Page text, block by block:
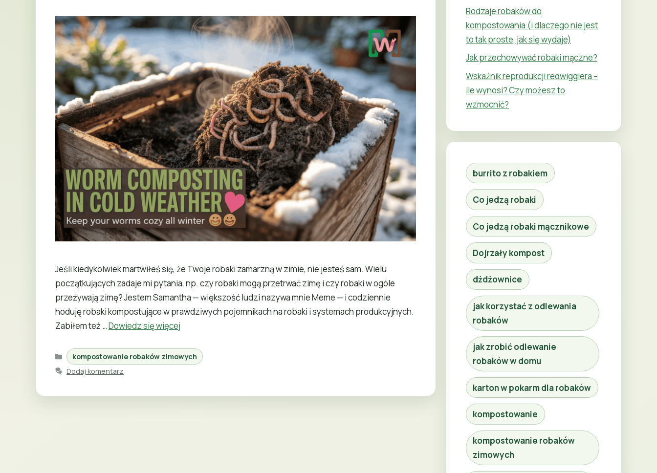
Jeśli kiedykolwiek martwiłeś się, że Twoje robaki zamarzną w zimie, nie jesteś sam. Wielu
początkujących zadaje mi pytania, np. czy robaki mogą przetrwać zimę i czy robaki w ogóle
przeżywają zimę? Jestem Samantha — większość ludzi nazywa mnie Meme — i codziennie
hoduję robaki kompostujące w prawdziwych pojemnikach na robaki i systemach produkcyjnych.
Zabiłem też …Dowiedz się więcej
Kategorie
kompostowanie robaków zimowych
Dodaj komentarz
Rodzaje robaków do
kompostowania (i dlaczego nie jest
to tak proste, jak się wydaje)
Jak przechowywać robaki mączne?
Wskaźnik reprodukcji redwigglera –
ile wynosi? Czy możesz to
wzmocnić?
burrito z robakiem
Co jedzą robaki
Co jedzą robaki mącznikowe
Dojrzały kompost
dżdżownice
jak korzystać z odlewania
robaków
jak zrobić odlewanie
robaków w domu
karton w pokarm dla robaków
kompostowanie
kompostowanie robaków
zimowych